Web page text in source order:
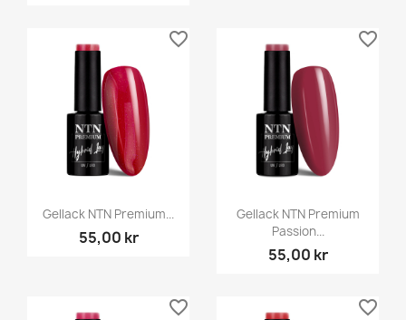
Gellack NTN Premium...
55,00 kr
favorite_border
Gellack NTN Premium
Passion...
55,00 kr
favorite_border
favorite_border favorite_border